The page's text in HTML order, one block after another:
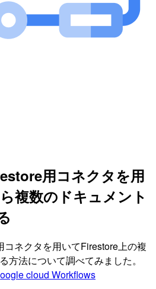
用コネクタを用
複数のドキュメント
ネクタを用いてFirestore上の複
方法について調べてみました。
cloud Workflows